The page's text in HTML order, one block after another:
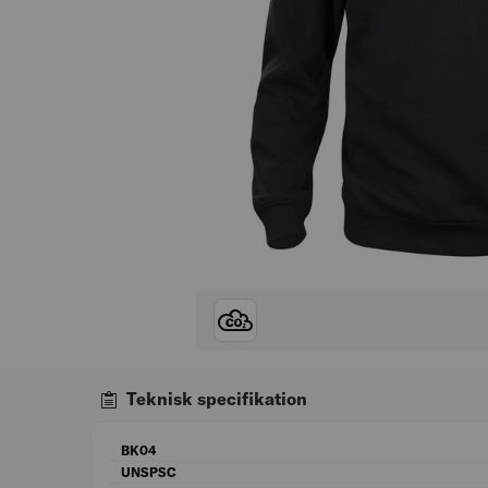
Teknisk specifikation
BK04
UNSPSC